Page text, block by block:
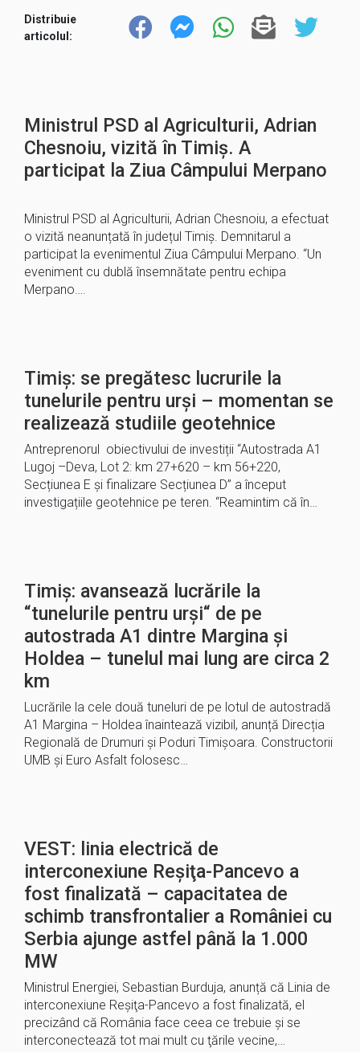
Distribuie
articolul:
Ministrul PSD al Agriculturii, Adrian
Chesnoiu, vizită în Timiș. A
participat la Ziua Câmpului Merpano
Ministrul PSD al Agriculturii, Adrian Chesnoiu, a efectuat
o vizită neanunțată în județul Timiș. Demnitarul a
participat la evenimentul Ziua Câmpului Merpano. “Un
eveniment cu dublă însemnătate pentru echipa
Merpano….
Timiș: se pregătesc lucrurile la
tunelurile pentru urși – momentan se
realizează studiile geotehnice
Antreprenorul obiectivului de investiții “Autostrada A1
Lugoj –Deva, Lot 2: km 27+620 – km 56+220,
Secțiunea E și finalizare Secțiunea D” a început
investigațiile geotehnice pe teren. “Reamintim că în…
Timiș: avansează lucrările la
“tunelurile pentru urși“ de pe
autostrada A1 dintre Margina și
Holdea – tunelul mai lung are circa 2
km
Lucrările la cele două tuneluri de pe lotul de autostradă
A1 Margina – Holdea înaintează vizibil, anunță Direcția
Regională de Drumuri și Poduri Timișoara. Constructorii
UMB și Euro Asfalt folosesc…
VEST: linia electrică de
interconexiune Reşiţa-Pancevo a
fost finalizată – capacitatea de
schimb transfrontalier a României cu
Serbia ajunge astfel până la 1.000
MW
Ministrul Energiei, Sebastian Burduja, anunță că Linia de
interconexiune Reşiţa-Pancevo a fost finalizată, el
precizând că România face ceea ce trebuie şi se
interconectează tot mai mult cu ţările vecine,…